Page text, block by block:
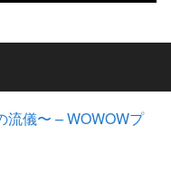
流儀〜 – WOWOWプ